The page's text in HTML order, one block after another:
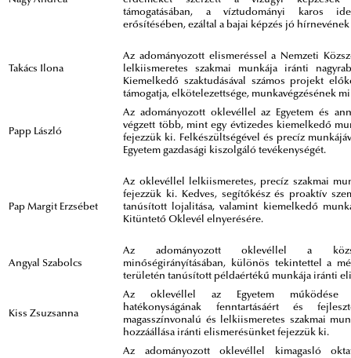
támogatásában, a víztudományi karos
erősítésében, ezáltal a bajai képzés jó
Takács Ilona
Az adományozott elismeréssel a Nemzeti
lelkiismeretes szakmai munkája iránti
Kiemelkedő szaktudásával számos projekt
támogatja, elkötelezettsége, munkavégzésének
Papp László
Az adományozott oklevéllel az Egyetem és
végzett több, mint egy évtizedes kiemelkedő
fejezzük ki. Felkészültségével és precíz
Egyetem gazdasági kiszolgáló tevékenységét.
Pap Margit Erzsébet
Az oklevéllel lelkiismeretes, precíz szakmai
fejezzük ki. Kedves, segítőkész és proaktív
tanúsított lojalitása, valamint kiemelkedő
Kitüntető Oklevél elnyerésére.
Angyal Szabolcs
Az adományozott oklevéllel a
minőségirányításában, különös tekintettel a
területén tanúsított példaértékű munkája iránti
Kiss Zsuzsanna
Az oklevéllel az Egyetem működése
hatékonyságának fenntartásáért és
magasszínvonalú és lelkiismeretes szakmai
hozzáállása iránti elismerésünket fejezzük ki.
Az adományozott oklevéllel kimagasló